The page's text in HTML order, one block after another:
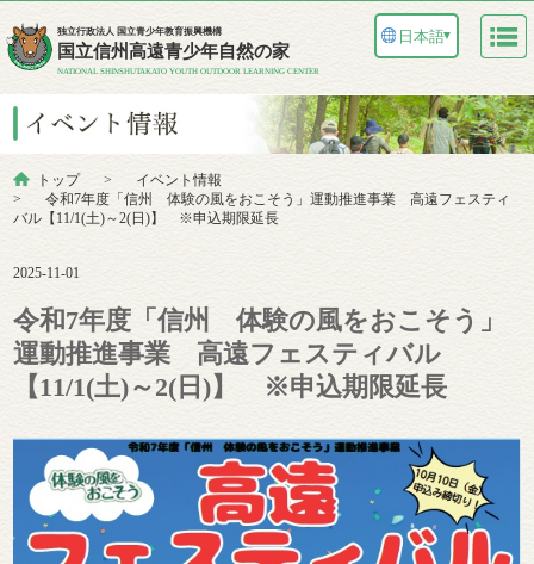
独立行政法人 国立青少年教育振興機構
国立信州高遠青少年自然の家
NATIONAL SHINSHUTAKATO YOUTH OUTDOOR LEARNING CENTER
日本語▼
トップ
イベント情報
令和7年度「信州 体験の風をおこそう」運動推進事業 高遠フェスティ
バル【11/1(土)～2(日)】 ※申込期限延長
2025-11-01
令和7年度「信州 体験の風をおこそう」
運動推進事業 高遠フェスティバル
【11/1(土)～2(日)】 ※申込期限延長